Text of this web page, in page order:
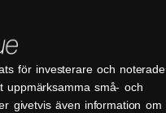
för investerare och noterade
uppmärksamma små- och
givetvis även information om